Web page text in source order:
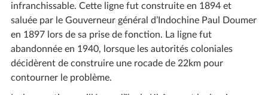
infranchissable. Cette ligne fut construite en 1894 et
saluée par le Gouverneur général d’Indochine Paul Doumer
en 1897 lors de sa prise de fonction. La ligne fut
abandonnée en 1940, lorsque les autorités coloniales
décidèrent de construire une rocade de 22km pour
contourner le problème.